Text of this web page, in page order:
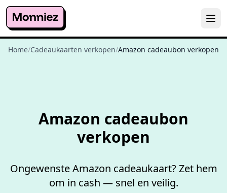
Home/Cadeaukaarten verkopen/Amazon cadeaubon verkopen
Amazon cadeaubon
verkopen
Ongewenste Amazon cadeaukaart? Zet hem
om in cash — snel en veilig.